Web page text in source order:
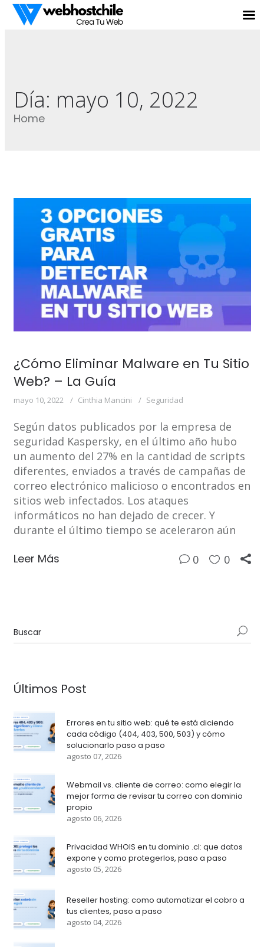
Día: mayo 10, 2022
Home
¿Cómo Eliminar Malware en Tu Sitio
Web? – La Guía
mayo 10, 2022 Cinthia Mancini Seguridad
Según datos publicados por la empresa de
seguridad Kaspersky, en el último año hubo
un aumento del 27% en la cantidad de scripts
diferentes, enviados a través de campañas de
correo electrónico malicioso o encontrados en
sitios web infectados. Los ataques
informáticos no han dejado de crecer. Y
durante el último tiempo se aceleraron aún
Leer Más 0 0
Últimos Post
Errores en tu sitio web: qué te está diciendo
cada código (404, 403, 500, 503) y cómo
solucionarlo paso a paso
agosto 07, 2026
Webmail vs. cliente de correo: como elegir la
mejor forma de revisar tu correo con dominio
propio
agosto 06, 2026
Privacidad WHOIS en tu dominio .cl: que datos
expone y como protegerlos, paso a paso
agosto 05, 2026
Reseller hosting: como automatizar el cobro a
tus clientes, paso a paso
agosto 04, 2026